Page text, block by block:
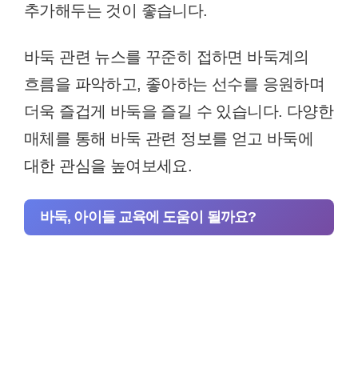
추가해두는 것이 좋습니다.
바둑 관련 뉴스를 꾸준히 접하면 바둑계의
흐름을 파악하고, 좋아하는 선수를 응원하며
더욱 즐겁게 바둑을 즐길 수 있습니다. 다양한
매체를 통해 바둑 관련 정보를 얻고 바둑에
대한 관심을 높여보세요.
바둑, 아이들 교육에 도움이 될까요?